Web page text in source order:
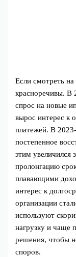
Если смотреть
красноречивы. В
спрос на новые
вырос интерес к
платежей. В
постепенное
этим увеличился
пролонгацию
плавающими
интерес к
организации
используют
нагрузку и чаще
решения, чтобы
споров.